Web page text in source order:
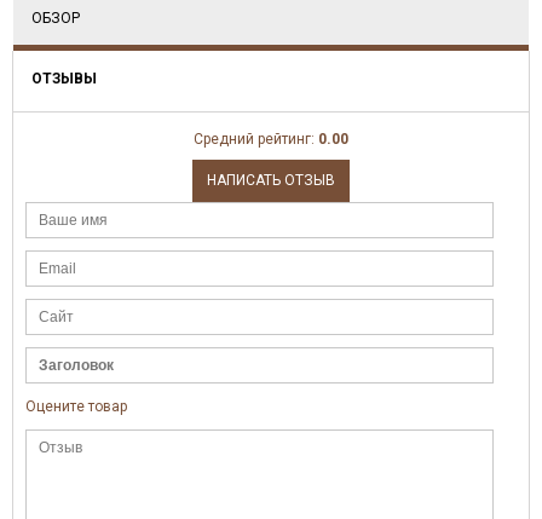
ОБЗОР
ОТЗЫВЫ
Средний рейтинг: 0.00
НАПИСАТЬ ОТЗЫВ
Оцените товар